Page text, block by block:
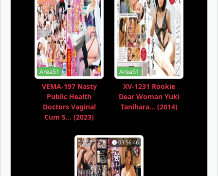
Area51
VEMA-197 Nasty
Public Health
Doctors Vaginal
Cum S... (2023)
Area51
XV-1231 Rookie
Dear Woman Yuki
Tanihara... (2014)
03:56:46